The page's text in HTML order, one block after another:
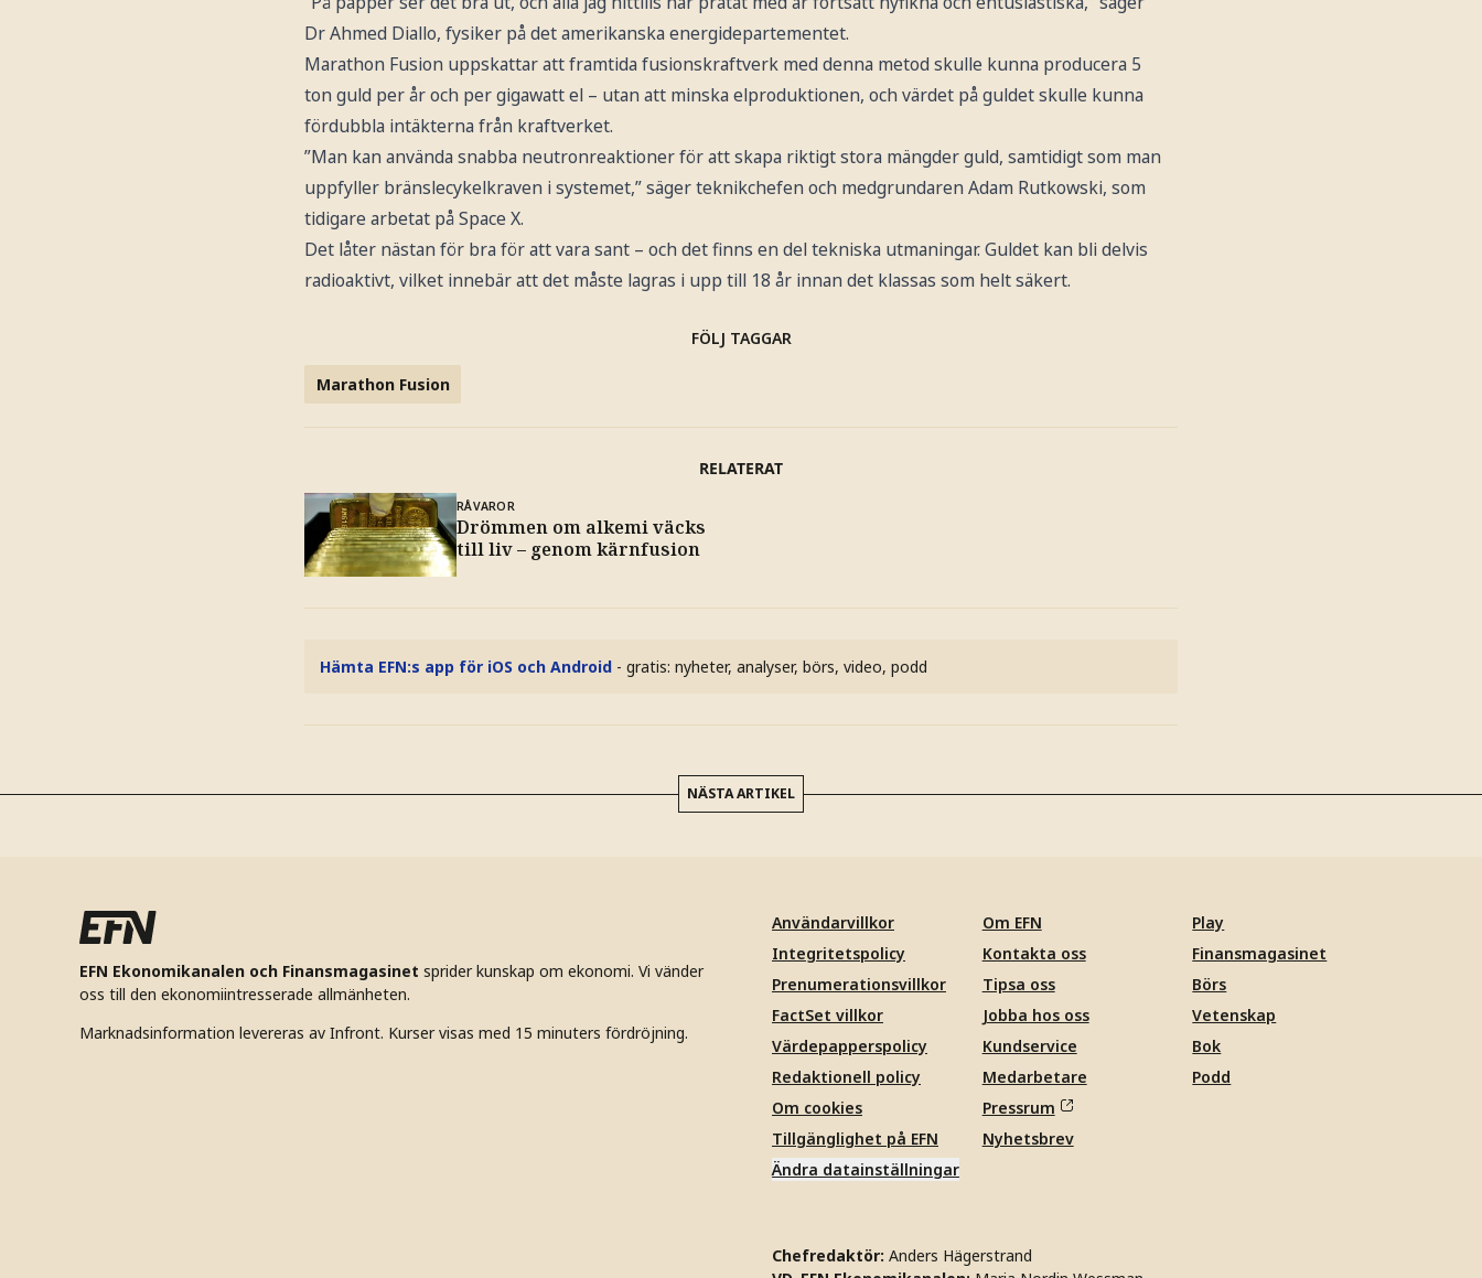
Dr Ahmed Diallo, fysiker på det amerikanska energidepartementet.
Marathon Fusion uppskattar att framtida fusionskraftverk med denna metod skulle kunna producera 5
ton guld per år och per gigawatt el – utan att minska elproduktionen, och värdet på guldet skulle kunna
fördubbla intäkterna från kraftverket.
”Man kan använda snabba neutronreaktioner för att skapa riktigt stora mängder guld, samtidigt som man
uppfyller bränslecykelkraven i systemet,” säger teknikchefen och medgrundaren Adam Rutkowski, som
tidigare arbetat på Space X.
Det låter nästan för bra för att vara sant – och det finns en del tekniska utmaningar. Guldet kan bli delvis
radioaktivt, vilket innebär att det måste lagras i upp till 18 år innan det klassas som helt säkert.
FÖLJ TAGGAR
Marathon Fusion
RELATERAT
RÅVAROR
Drömmen om alkemi väcks
till liv – genom kärnfusion
Hämta EFN:s app för iOS och Android - gratis: nyheter, analyser, börs, video, podd
NÄSTA ARTIKEL
EFN Ekonomikanalen och Finansmagasinet sprider kunskap om ekonomi. Vi vänder
oss till den ekonomiintresserade allmänheten.
Marknadsinformation levereras av Infront. Kurser visas med 15 minuters fördröjning.
Användarvillkor
Integritetspolicy
Prenumerationsvillkor
FactSet villkor
Värdepapperspolicy
Redaktionell policy
Om cookies
Tillgänglighet på EFN
Ändra datainställningar
Om EFN
Kontakta oss
Tipsa oss
Jobba hos oss
Kundservice
Medarbetare
Pressrum
Nyhetsbrev
Play
Finansmagasinet
Börs
Vetenskap
Bok
Podd
Chefredaktör: Anders Hägerstrand